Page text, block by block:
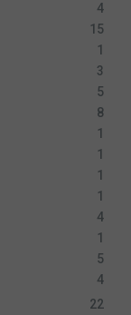
4
15
1
3
5
8
1
1
1
1
4
1
5
4
22